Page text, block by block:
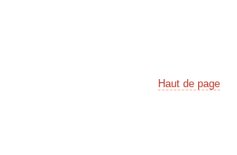
Haut de page